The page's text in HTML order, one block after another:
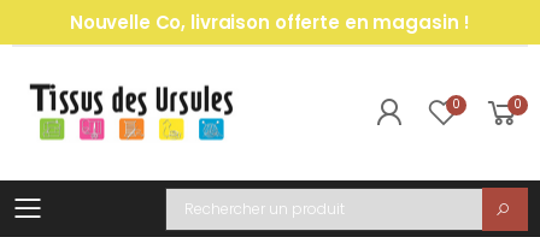
Nouvelle Co, livraison offerte en magasin !
0 0
Toggle mobile menu
Recherche